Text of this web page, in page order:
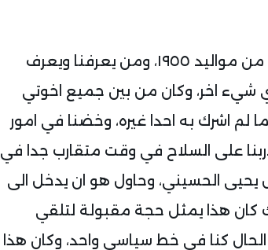
كان الشهيد السعيد عبد الرزاق يكبرني بسنتين فهو من مواليد ١٩٥٥، ومن يعرفنا ويعرف
شيء اخر، وكان من بين جميع اخوتي
بما لم اشرك به احدا غيره، وخضنا في امور
على السلاح في وقت متقارب جدا في
الحسيني، وحاول هو ان يدخل الى
الفلسطيني في عام ١٩٧٣ ويومذاك كان هذا يمثل حجة مقبولة لتلقي
الحال كنا في خط سياسي واحد، وكان هذا